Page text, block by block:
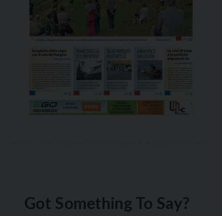
Got Something To Say?